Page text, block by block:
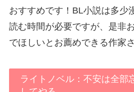
おすすめです！BL小説は多少
読む時間が必要ですが、是非
でほしいとお薦めできる作家
ライトノベル：不安は全部